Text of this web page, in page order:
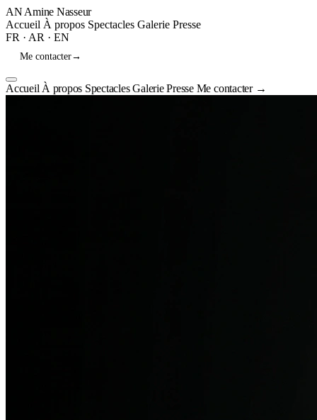
AN Amine Nasseur
Accueil À propos Spectacles Galerie Presse
FR · AR · EN
Me contacter→
Accueil À propos SpectaclesGaleriePresse Me contacter →